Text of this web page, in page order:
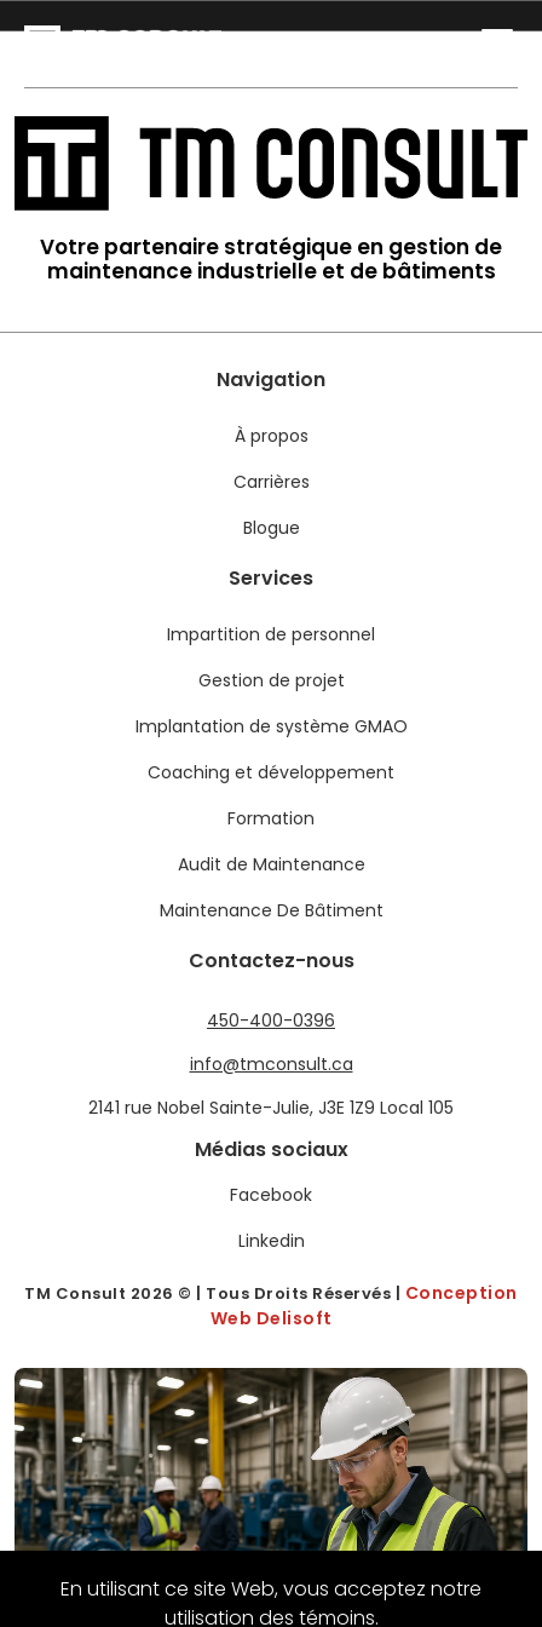
Votre partenaire stratégique en gestion de
maintenance industrielle et de bâtiments
Navigation
À propos
Carrières
Blogue
Services
Impartition de personnel
Gestion de projet
Implantation de système GMAO
Coaching et développement
Formation
Audit de Maintenance
Maintenance De Bâtiment
Contactez-nous
450-400-0396
info@tmconsult.ca
2141 rue Nobel Sainte-Julie, J3E 1Z9 Local 105
Médias sociaux
Facebook
Linkedin
TM Consult 2026 © | Tous Droits Réservés | Conception
Web Delisoft
En utilisant ce site Web, vous acceptez notre
utilisation des témoins.